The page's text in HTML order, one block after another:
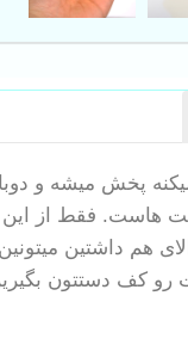
پخش میشه و
هاست. فقط از
هم داشتین
رو کف دستتون